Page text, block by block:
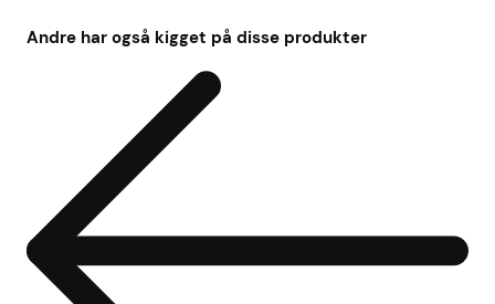
Andre har også kigget på disse produkter